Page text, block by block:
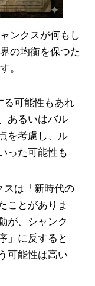
ンクスが何もし
の均衡を保つた
。
る可能性もあれ
あるいはバル
を考慮し、ル
った可能性も
スは「新時代の
ことがありま
が、シャンク
」に反すると
可能性は高い